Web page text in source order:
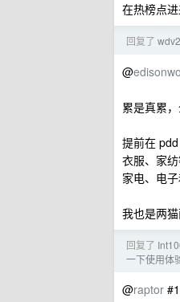
在热榜点
回复了
@
累是真累，
提前在
衣服、家
家电、电
我也是两
回复了
一下使用体
@raptor